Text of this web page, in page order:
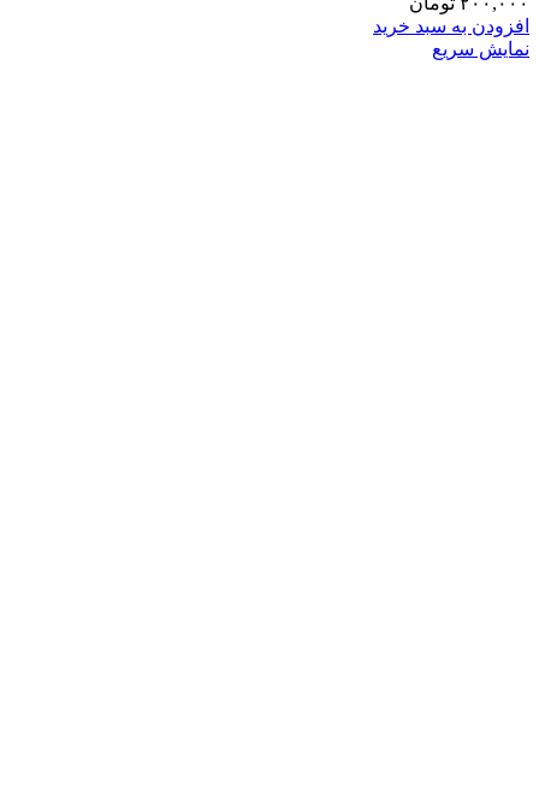
افزودن به سبد خرید
نمایش سریع